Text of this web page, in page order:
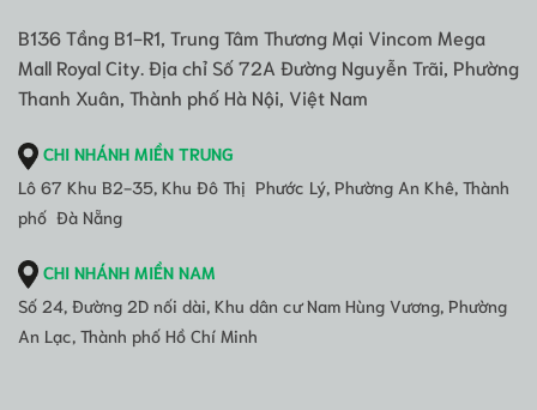
B136 Tầng B1-R1, Trung Tâm Thương Mại Vincom Mega
Mall Royal City. Địa chỉ Số 72A Đường Nguyễn Trãi, Phường
Thanh Xuân, Thành phố Hà Nội, Việt Nam
CHI NHÁNH MIỀN TRUNG
Lô 67 Khu B2-35, Khu Đô Thị Phước Lý, Phường An Khê, Thành
phố Đà Nẵng
CHI NHÁNH MIỀN NAM
Số 24, Đường 2D nối dài, Khu dân cư Nam Hùng Vương, Phường
An Lạc, Thành phố Hồ Chí Minh